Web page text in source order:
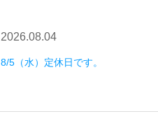
2026.08.04
8/5（水）定休日です。